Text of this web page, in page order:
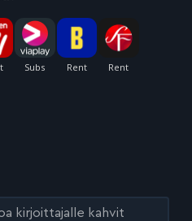
kirjoittajalle kahvit